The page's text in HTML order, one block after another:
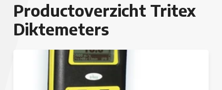
Productoverzicht Tritex
Diktemeters